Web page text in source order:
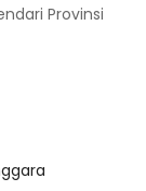
Provinsi